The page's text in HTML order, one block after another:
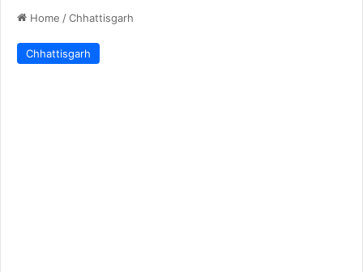
Home /Chhattisgarh
Chhattisgarh